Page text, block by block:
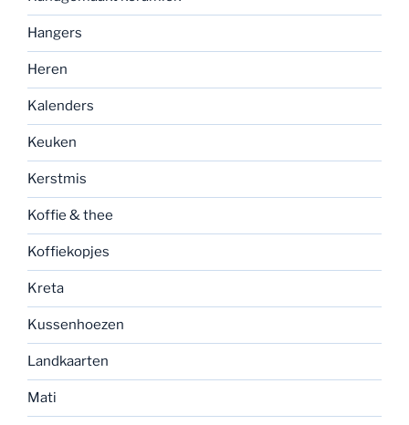
Hangers
Heren
Kalenders
Keuken
Kerstmis
Koffie & thee
Koffiekopjes
Kreta
Kussenhoezen
Landkaarten
Mati